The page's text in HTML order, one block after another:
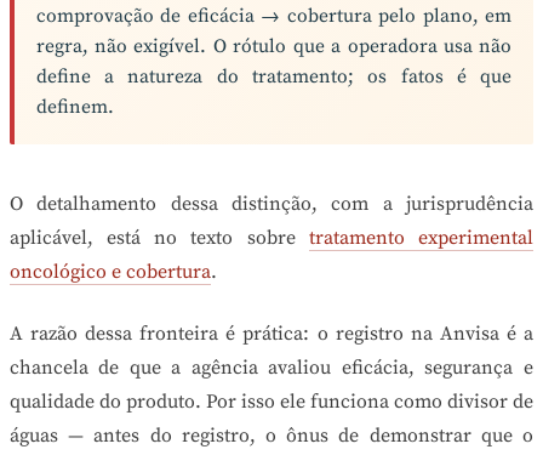
comprovação de eficácia → cobertura pelo plano, em
regra, não exigível. O rótulo que a operadora usa não
define a natureza do tratamento; os fatos é que
definem.
O detalhamento dessa distinção, com a jurisprudência
aplicável, está no texto sobre tratamento experimental
oncológico e cobertura.
A razão dessa fronteira é prática: o registro na Anvisa é a
chancela de que a agência avaliou eficácia, segurança e
qualidade do produto. Por isso ele funciona como divisor de
águas — antes do registro, o ônus de demonstrar que o